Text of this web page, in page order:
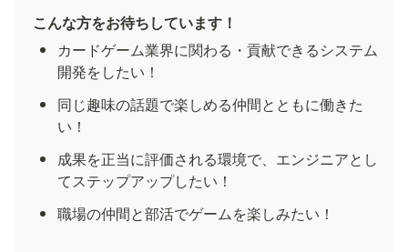
こんな方をお待ちしています！
カードゲーム業界に関わる・貢献できるシステム
開発をしたい！
同じ趣味の話題で楽しめる仲間とともに働きた
い！
成果を正当に評価される環境で、エンジニアとし
てステップアップしたい！
職場の仲間と部活でゲームを楽しみたい！